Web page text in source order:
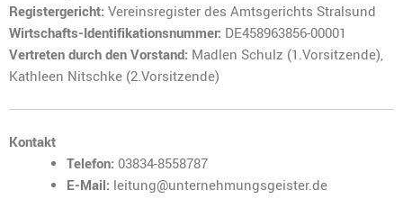
Registergericht: Vereinsregister des Amtsgerichts Stralsund
Wirtschafts-Identifikationsnummer: DE458963856-00001
Vertreten durch den Vorstand: Madlen Schulz (1.Vorsitzende),
Kathleen Nitschke (2.Vorsitzende)
Kontakt
Telefon:03834-8558787
E-Mail:leitung@unternehmungsgeister.de